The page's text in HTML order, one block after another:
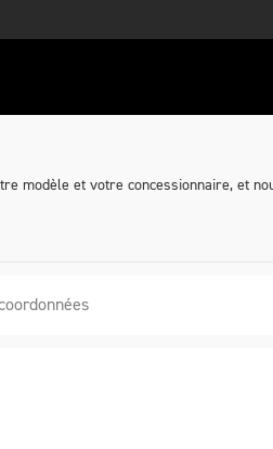
modèle et votre concessionnaire, et